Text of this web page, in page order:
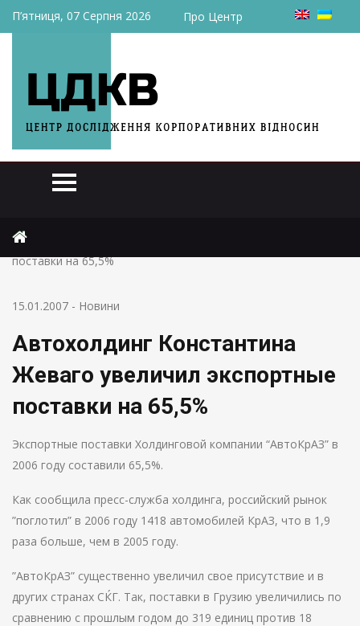
П’ятниця, 07 Серпня 2026 Про Центр
Автохолдинг Константина Жеваго увеличил экспортные
поставки на 65,5%
15.01.2007 - Новини
Автохолдинг Константина
Жеваго увеличил экспортные
поставки на 65,5%
Экспортные поставки Холдинговой компании “АвтоКрАЗ” в
2006 году составили 65,5%.
Как сообщила пресс-служба холдинга, российский рынок
”поглотил” в 2006 году 1418 автомобилей КрАЗ, что в 1,9
раза больше, чем в 2005 году.
”АвтоКрАЗ” существенно увеличил свое присутствие и в
других странах СЌГ. Так, поставки в Грузию увеличились по
сравнению с прошлым годом до 319 единиц против 18